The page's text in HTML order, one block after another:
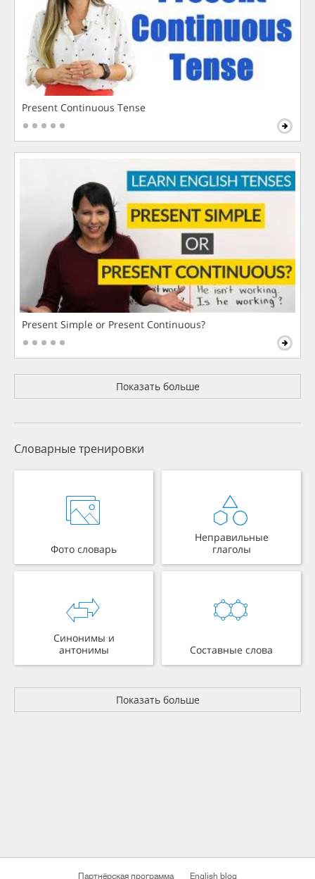
Present Continuous Tense
Present Simple or Present Continuous?
Показать больше
Словарные тренировки
Фото словарь
Неправильные
глаголы
Синонимы и
антонимы
Составные слова
Показать больше
Партнёрская программа English blog